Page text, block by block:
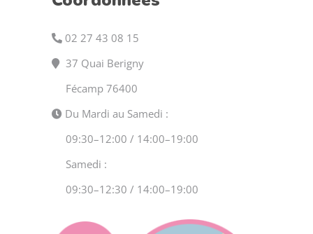
02 27 43 08 15
37 Quai Berigny
Fécamp 76400
Du Mardi au Samedi :
09:30–12:00 / 14:00–19:00
Samedi :
09:30–12:30 / 14:00–19:00